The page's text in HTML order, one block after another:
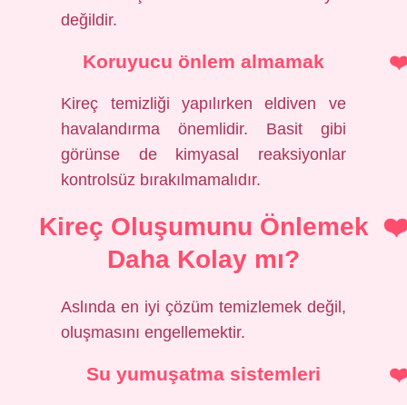
değildir.
Koruyucu önlem almamak
Kireç temizliği yapılırken eldiven ve
havalandırma önemlidir. Basit gibi
görünse de kimyasal reaksiyonlar
kontrolsüz bırakılmamalıdır.
Kireç Oluşumunu Önlemek
Daha Kolay mı?
Aslında en iyi çözüm temizlemek değil,
oluşmasını engellemektir.
Su yumuşatma sistemleri